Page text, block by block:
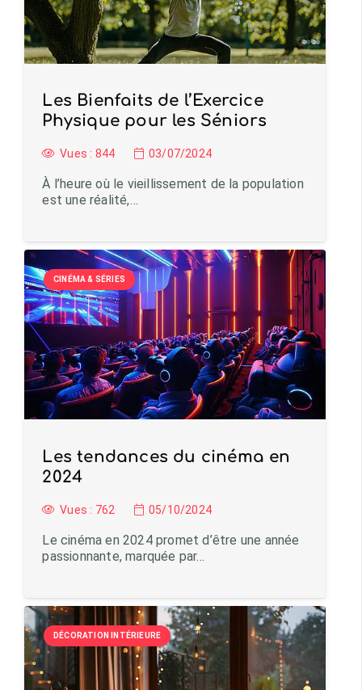
Les Bienfaits de l’Exercice
Physique pour les Séniors
Vues : 844 03/07/2024
À l’heure où le vieillissement de la population
est une réalité,…
CINÉMA & SÉRIES
Les tendances du cinéma en
2024
Vues : 762 05/10/2024
Le cinéma en 2024 promet d’être une année
passionnante, marquée par…
DÉCORATION INTÉRIEURE